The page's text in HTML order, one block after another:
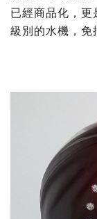
已經商品化，
級別的水機，免